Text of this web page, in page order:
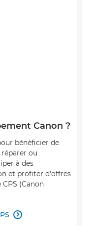
Canon ?
bénéficier de
ou
à des
et profiter d'offres
(Canon
